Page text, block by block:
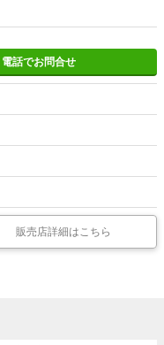
電話でお問合せ
販売店詳細はこちら